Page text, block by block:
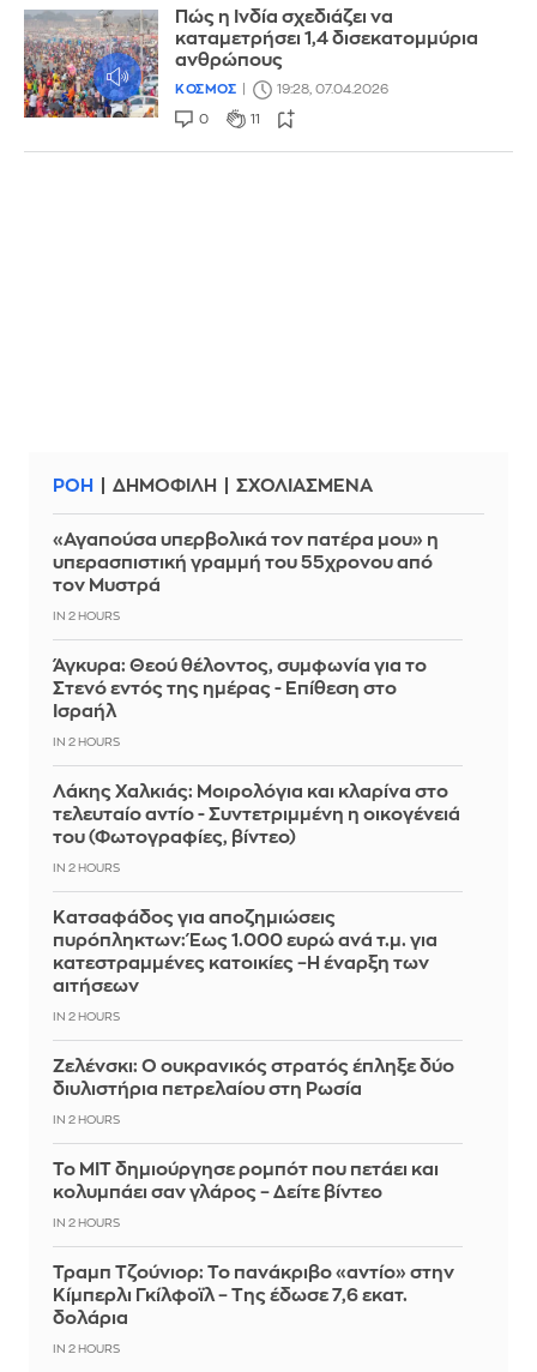
Πώς η Ινδία σχεδιάζει να
καταμετρήσει 1,4 δισεκατομμύρια
ανθρώπους
ΚΟΣΜΟΣ 19:28, 07.04.2026
0 11
ΡΟΗ ΔΗΜΟΦΙΛΗ ΣΧΟΛΙΑΣΜΕΝΑ
«Αγαπούσα υπερβολικά τον πατέρα μου» η
υπερασπιστική γραμμή του 55χρονου από
τον Μυστρά
IN 2 HOURS
Άγκυρα: Θεού θέλοντος, συμφωνία για το
Στενό εντός της ημέρας - Επίθεση στο
Ισραήλ
IN 2 HOURS
Λάκης Χαλκιάς: Mοιρολόγια και κλαρίνα στο
τελευταίο αντίο - Συντετριμμένη η οικογένειά
του (Φωτογραφίες, βίντεο)
IN 2 HOURS
Κατσαφάδος για αποζημιώσεις
πυρόπληκτων: Έως 1.000 ευρώ ανά τ.μ. για
κατεστραμμένες κατοικίες –Η έναρξη των
αιτήσεων
IN 2 HOURS
Ζελένσκι: Ο ουκρανικός στρατός έπληξε δύο
διυλιστήρια πετρελαίου στη Ρωσία
IN 2 HOURS
Το MIT δημιούργησε ρομπότ που πετάει και
κολυμπάει σαν γλάρος – Δείτε βίντεο
IN 2 HOURS
Τραμπ Τζούνιορ: Το πανάκριβο «αντίο» στην
Κίμπερλι Γκίλφοϊλ – Της έδωσε 7,6 εκατ.
δολάρια
IN 2 HOURS